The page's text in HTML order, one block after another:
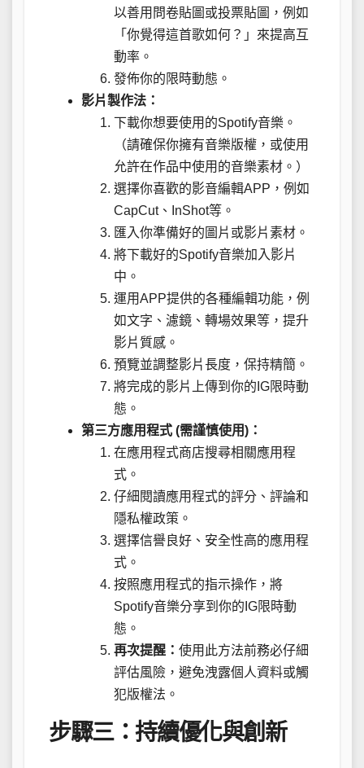
以善用問卷貼圖或投票貼圖，例如
「你覺得這首歌如何？」來提高互
動率。
發佈你的限時動態。
影片製作法：
下載你想要使用的Spotify音樂。
（請確保你擁有音樂版權，或使用
允許在作品中使用的音樂素材。）
選擇你喜歡的影音編輯APP，例如
CapCut、InShot等。
匯入你準備好的圖片或影片素材。
將下載好的Spotify音樂加入影片
中。
運用APP提供的各種編輯功能，例
如文字、濾鏡、轉場效果等，提升
影片質感。
預覽並調整影片長度，保持精簡。
將完成的影片上傳到你的IG限時動
態。
第三方應用程式 (需謹慎使用)：
在應用程式商店搜尋相關應用程
式。
仔細閱讀應用程式的評分、評論和
隱私權政策。
選擇信譽良好、安全性高的應用程
式。
按照應用程式的指示操作，將
Spotify音樂分享到你的IG限時動
態。
再次提醒： 使用此方法前務必仔細
評估風險，避免洩露個人資料或觸
犯版權法。
步驟三：持續優化與創新